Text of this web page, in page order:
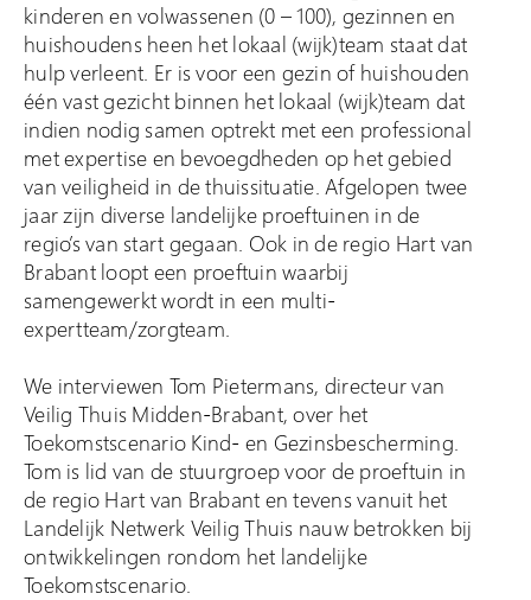
kinderen en volwassenen (0 – 100), gezinnen en
huishoudens heen het lokaal (wijk)team staat dat
hulp verleent. Er is voor een gezin of huishouden
één vast gezicht binnen het lokaal (wijk)team dat
indien nodig samen optrekt met een professional
met expertise en bevoegdheden op het gebied
van veiligheid in de thuissituatie. Afgelopen twee
jaar zijn diverse landelijke proeftuinen in de
regio’s van start gegaan. Ook in de regio Hart van
Brabant loopt een proeftuin waarbij
samengewerkt wordt in een multi-
expertteam/zorgteam.
We interviewen Tom Pietermans, directeur van
Veilig Thuis Midden-Brabant, over het
Toekomstscenario Kind- en Gezinsbescherming.
Tom is lid van de stuurgroep voor de proeftuin in
de regio Hart van Brabant en tevens vanuit het
Landelijk Netwerk Veilig Thuis nauw betrokken bij
ontwikkelingen rondom het landelijke
Toekomstscenario.